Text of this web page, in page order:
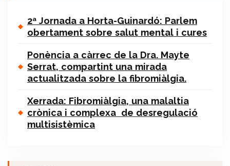
2ª Jornada a Horta-Guinardó: Parlem
obertament sobre salut mental i cures
Ponència a càrrec de la Dra. Mayte
Serrat, compartint una mirada
actualitzada sobre la fibromiàlgia.
Xerrada: Fibromiàlgia, una malaltia
crònica i complexa de desregulació
multisistèmica